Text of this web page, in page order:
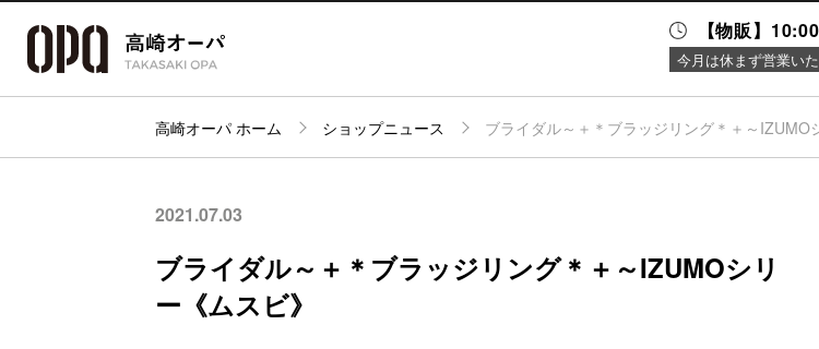
【物販】
今月は休まず営業い
パーキング
ニュース＆
イベント
高崎オーパ ホーム ショップニュース ブライダル～＋＊ブラッジリング＊＋～IZUMO
2021.07.03
ブライダル～＋＊ブラッジリング＊＋～IZUMOシリ
ー《ムスビ》